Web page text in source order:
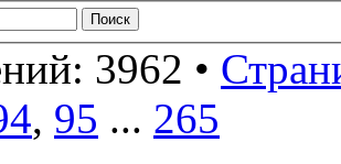
3962 •
, 95 ... 265